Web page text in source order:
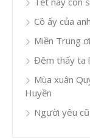
Cô ấy của
Miền Trung
Đêm thấy ta
Mùa xuân
Huyền
Người yêu